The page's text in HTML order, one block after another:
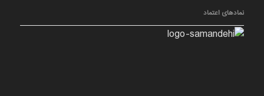
نمادهای اعتماد